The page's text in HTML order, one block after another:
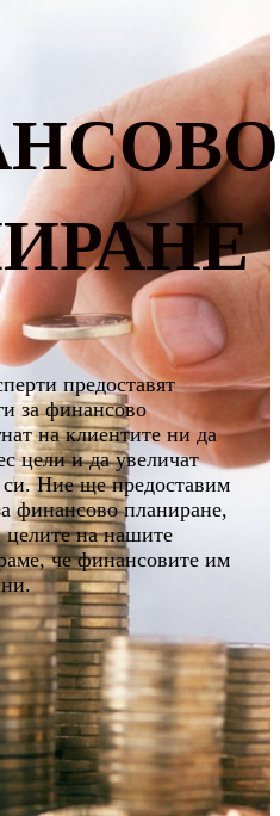
предоставят
за финансово
на клиентите ни да
цели и да увеличат
Ние ще предоставим
финансово планиране,
на нашите
че финансовите им